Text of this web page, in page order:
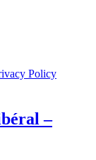
Policy
–